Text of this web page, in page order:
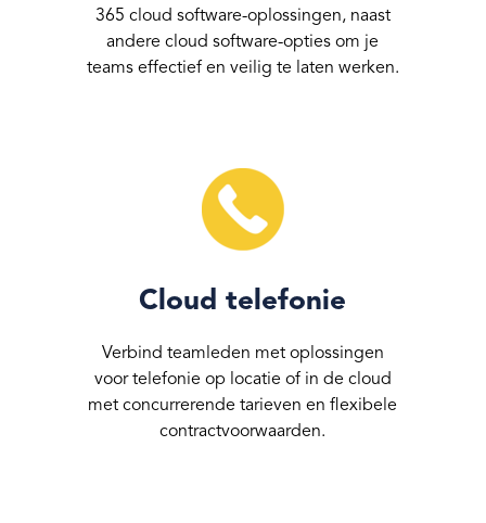
365 cloud software-oplossingen, naast
andere cloud software-opties om je
teams effectief en veilig te laten werken.
Cloud telefonie
Verbind teamleden met oplossingen
voor telefonie op locatie of in de cloud
met concurrerende tarieven en flexibele
contractvoorwaarden.